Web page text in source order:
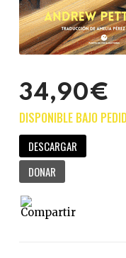
34,90€
DESCARGAR
DONAR